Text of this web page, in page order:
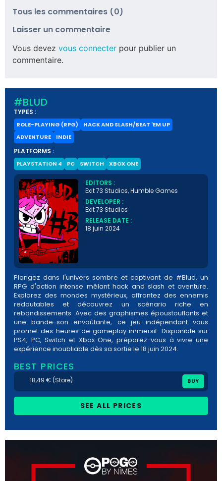
Tous les commentaires (0)
Laisser un commentaire
Vous devez vous connecter pour publier un
commentaire.
#BLUD
TYPES :
ROLE-PLAYING (RPG)
HACK AND SLASH/BEAT 'EM UP
ADVENTURE
INDIE
PLATFORMS :
PLAYSTATION 4 PC SWITCH XBOX ONE
EDITORS :
Exit 73 Studios, Humble Games
DEVELOPER :
Exit 73 Studios
RELEASE DATE :
18 juin 2024
Plongez dans l'univers sombre et captivant de #Blud, un
RPG d'action intense mêlant hack and slash et aventure.
Explorez des mondes mystérieux, affrontez des ennemis
redoutables et découvrez un scénario riche en
rebondissements. Avec des graphismes époustouflants et
une bande-son envoûtante, ce jeu indépendant vous
promet des heures de gameplay immersif. Disponible sur
PS4, PC, Switch et Xbox One, préparez-vous à vivre une
expérience inoubliable dès sa sortie le 18 juin 2024.
BEST PRICES
18,49 € (Store) BUY
SEE ALL PRICES